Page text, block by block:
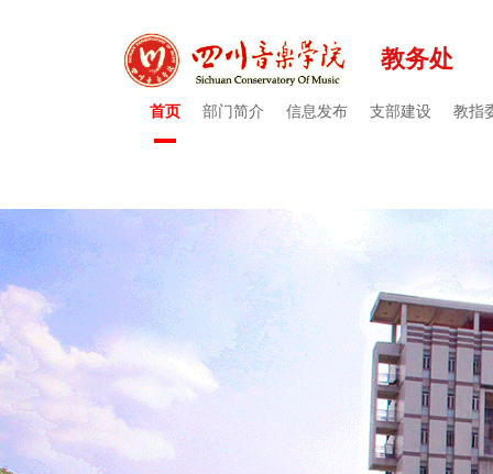
教务处
首页 部门简介 信息发布 支部建设 教指